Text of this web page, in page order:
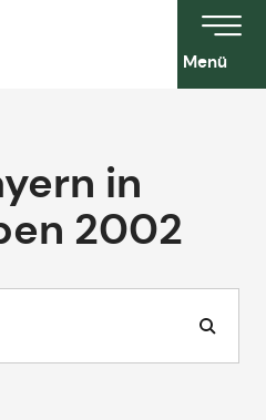
Menü
in
2002